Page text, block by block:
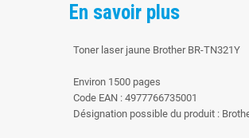
En savoir plus
Toner laser jaune Brother BR-TN321Y
Environ 1500 pages
Code EAN : 4977766735001
Désignation possible du produit :